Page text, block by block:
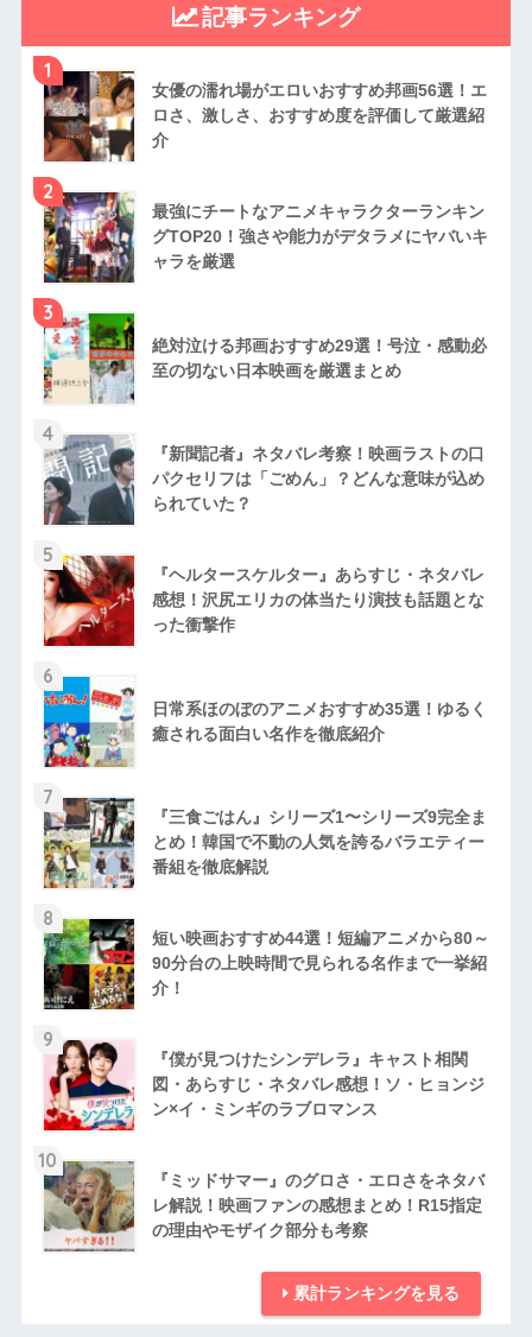
記事ランキング
1
女優の濡れ場がエロいおすすめ邦画56選！エ
ロさ、激しさ、おすすめ度を評価して厳選紹
介
2
最強にチートなアニメキャラクターランキン
グTOP20！強さや能力がデタラメにヤバいキ
ャラを厳選
3
絶対泣ける邦画おすすめ29選！号泣・感動必
至の切ない日本映画を厳選まとめ
4
『新聞記者』ネタバレ考察！映画ラストの口
パクセリフは「ごめん」？どんな意味が込め
られていた？
5
『ヘルタースケルター』あらすじ・ネタバレ
感想！沢尻エリカの体当たり演技も話題とな
った衝撃作
6
日常系ほのぼのアニメおすすめ35選！ゆるく
癒される面白い名作を徹底紹介
7
『三食ごはん』シリーズ1〜シリーズ9完全ま
とめ！韓国で不動の人気を誇るバラエティー
番組を徹底解説
8
短い映画おすすめ44選！短編アニメから80～
90分台の上映時間で見られる名作まで一挙紹
介！
9
『僕が見つけたシンデレラ』キャスト相関
図・あらすじ・ネタバレ感想！ソ・ヒョンジ
ン×イ・ミンギのラブロマンス
10
『ミッドサマー』のグロさ・エロさをネタバ
レ解説！映画ファンの感想まとめ！R15指定
の理由やモザイク部分も考察
累計ランキングを見る